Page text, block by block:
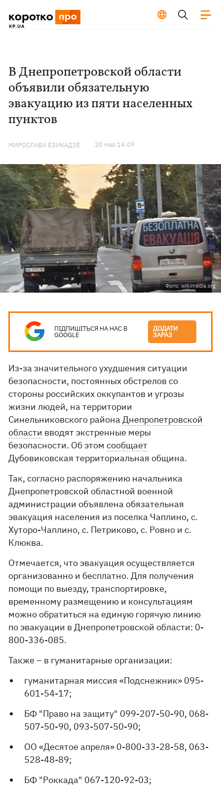
В Днепропетровской области
объявили обязательную
эвакуацию из пяти населенных
пунктов
МИРОСЛАВА БЗИКАДЗЕ 20 мая 14:09
Фото: wikimedia.org
ПІДПИШІТЬСЯ НА НАС В
GOOGLE
ДОДАТИ
ЗАРАЗ
Из-за значительного ухудшения ситуации
безопасности, постоянных обстрелов со
стороны российских оккупантов и угрозы
жизни людей, на территории
Синельниковского районаДнепропетровской
области вводят экстренные меры
безопасности. Об этомсообщает
Дубовиковская территориальная община.
Так, согласно распоряжению начальника
Днепропетровской областной военной
администрации объявлена ​​обязательная
эвакуация населения из поселка Чаплино, с.
Хуторо-Чаплино, с. Петриково, с. Ровно и с.
Клюква.
Отмечается, что эвакуация осуществляется
организованно и бесплатно. Для получения
помощи по выезду, транспортировке,
временному размещению и консультациям
можно обратиться на единую горячую линию
по эвакуации в Днепропетровской области: 0-
800-336-085.
Также – в гуманитарные организации:
гуманитарная миссия «Подснежник» 095-
601-54-17;
БФ "Право на защиту" 099-207-50-90, 068-
507-50-90, 093-507-50-90;
ОО «Десятое апреля» 0-800-33-28-58, 063-
528-48-89;
БФ "Роккада" 067-120-92-03;